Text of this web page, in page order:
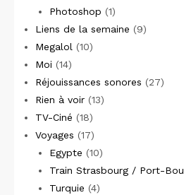
Photoshop (1)
Liens de la semaine (9)
Megalol (10)
Moi (14)
Réjouissances sonores (27)
Rien à voir (13)
TV-Ciné (18)
Voyages (17)
Egypte (10)
Train Strasbourg / Port-Bou
Turquie (4)